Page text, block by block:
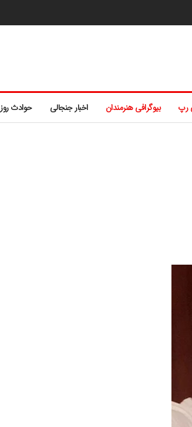
رپ بیوگرافی هنرمندان اخبار جنجالی حوادث روز